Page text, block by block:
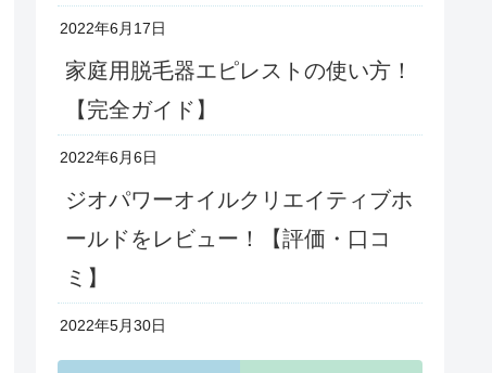
2022年6月17日
家庭用脱毛器エピレストの使い方！
【完全ガイド】
2022年6月6日
ジオパワーオイルクリエイティブホ
ールドをレビュー！【評価・口コ
ミ】
2022年5月30日